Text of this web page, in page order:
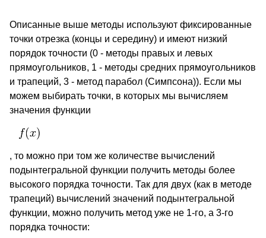
Описанные выше методы используют фиксированные
точки отрезка (концы и середину) и имеют низкий
порядок точности (0 - методы правых и левых
прямоугольников, 1 - методы средних прямоугольников
и трапеций, 3 - метод парабол (Симпсона)). Если мы
можем выбирать точки, в которых мы вычисляем
значения функции
, то можно при том же количестве вычислений
подынтегральной функции получить методы более
высокого порядка точности. Так для двух (как в методе
трапеций) вычислений значений подынтегральной
функции, можно получить метод уже не 1-го, а 3-го
порядка точности: